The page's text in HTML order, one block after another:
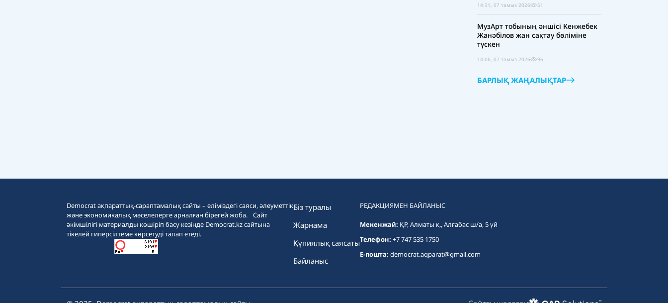
14:31, 07 тамыз 2026 51
МузАрт тобының әншісі Кенжебек
Жанәбілов жан сақтау бөліміне
түскен
14:06, 07 тамыз 2026 96
БАРЛЫҚ ЖАҢАЛЫҚТАР
Democrat ақпараттық-сараптамалық сайты – еліміздегі саяси, әлеуметтік
және экономикалық мәселелерге арналған бірегей жоба. Сайт
әкімшілігі материалды көшіріп басу кезінде Democrat.kz сайтына
тікелей гиперсілтеме көрсетуді талап етеді.
Біз туралы
Жарнама
Құпиялық саясаты
Байланыс
РЕДАКЦИЯМЕН БАЙЛАНЫС
Мекенжай: ҚР, Алматы қ., Алғабас ш/а, 5 үй
Телефон: +7 747 535 1750
E-пошта: democrat.aqparat@gmail.com